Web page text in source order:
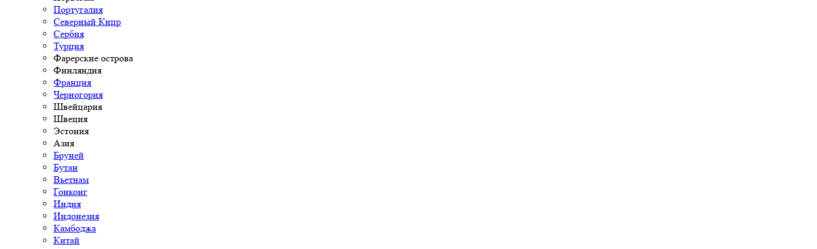
Португалия
Северный Кипр
Сербия
Турция
Фарерские острова
Финляндия
Франция
Черногория
Швейцария
Швеция
Эстония
Азия
Бруней
Бутан
Вьетнам
Гонконг
Индия
Индонезия
Камбоджа
Китай